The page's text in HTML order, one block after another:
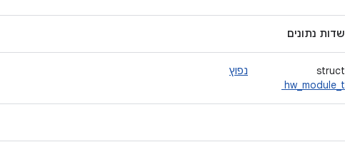
שדות נתונים
struct
hw_module_t
נפוץ